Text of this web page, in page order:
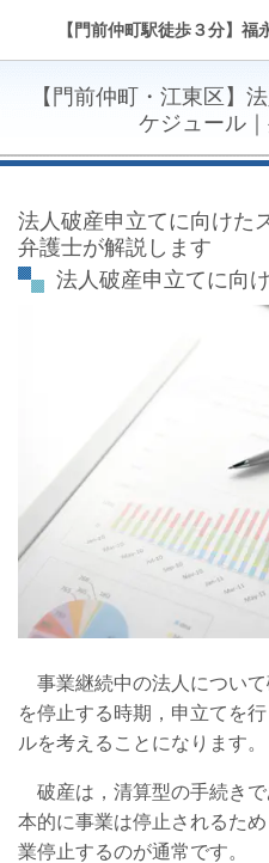
【門前仲町駅徒歩３分】福
【門前仲町・江東区】
ケジュール
法人破産申立てに向けた
弁護士が解説します
法人破産申立てに向
事業継続中の法人につい
を停止する時期，申立てを
ルを考えることになります。
破産は，清算型の手続き
本的に事業は停止されるた
業停止するのが通常です。